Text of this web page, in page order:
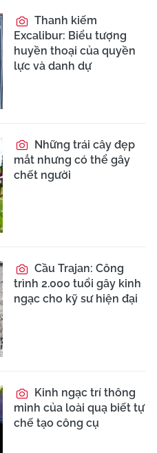
Thanh kiếm
Excalibur: Biểu tượng
huyền thoại của quyền
lực và danh dự
Những trái cây đẹp
mắt nhưng có thể gây
chết người
Cầu Trajan: Công
trình 2.000 tuổi gây kinh
ngạc cho kỹ sư hiện đại
Kinh ngạc trí thông
minh của loài quạ biết tự
chế tạo công cụ